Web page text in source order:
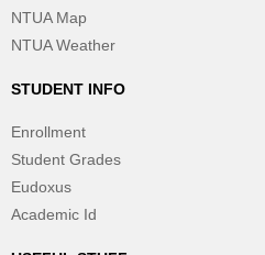
NTUA Map
NTUA Weather
STUDENT INFO
Enrollment
Student Grades
Eudoxus
Academic Id